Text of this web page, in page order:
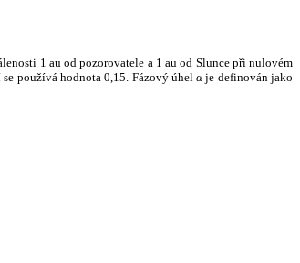
1 au od pozorovatele a 1 au od Slunce při nulovém
používá hodnota 0,15. Fázový úhelα je definován jako